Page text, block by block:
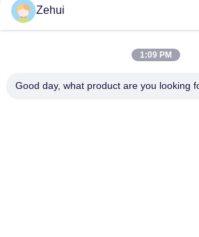
Máquina eléctrica de corte de espuma
PLC para el procesamiento de EVA y EPE
Máquina de corte de bloques de espuma
Zehui
1:09 PM
Good day, what product are you looking